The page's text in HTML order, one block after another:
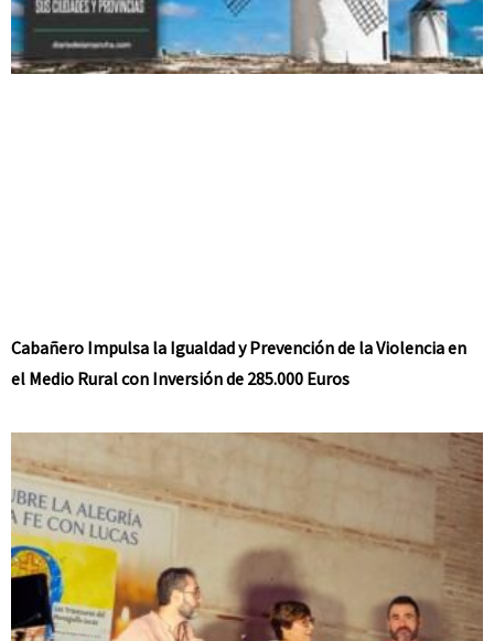
Cabañero Impulsa la Igualdad y Prevención de la Violencia en
el Medio Rural con Inversión de 285.000 Euros